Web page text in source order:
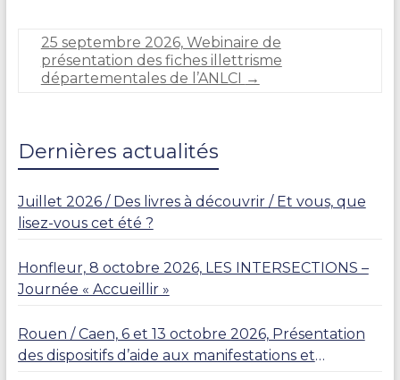
25 septembre 2026, Webinaire de
présentation des fiches illettrisme
départementales de l’ANLCI →
Dernières actualités
Juillet 2026 / Des livres à découvrir / Et vous, que
lisez-vous cet été ?
Honfleur, 8 octobre 2026, LES INTERSECTIONS –
Journée « Accueillir »
Rouen / Caen, 6 et 13 octobre 2026, Présentation
des dispositifs d’aide aux manifestations et